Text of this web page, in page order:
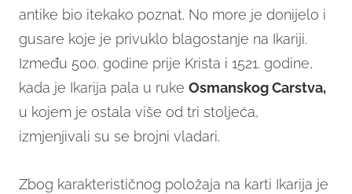
antike bio itekako poznat. No more je donijelo i
gusare koje je privuklo blagostanje na Ikariji.
Između 500. godine prije Krista i 1521. godine,
kada je Ikarija pala u ruke Osmanskog Carstva,
u kojem je ostala više od tri stoljeća,
izmjenjivali su se brojni vladari.
Zbog karakterističnog položaja na karti Ikarija je